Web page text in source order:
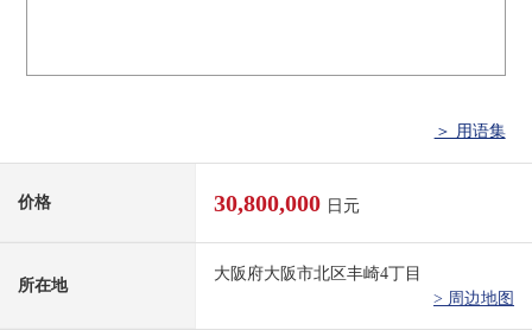
＞ 用语集
价格 30,800,000 日元
所在地
大阪府大阪市北区丰崎4丁目
> 周边地图